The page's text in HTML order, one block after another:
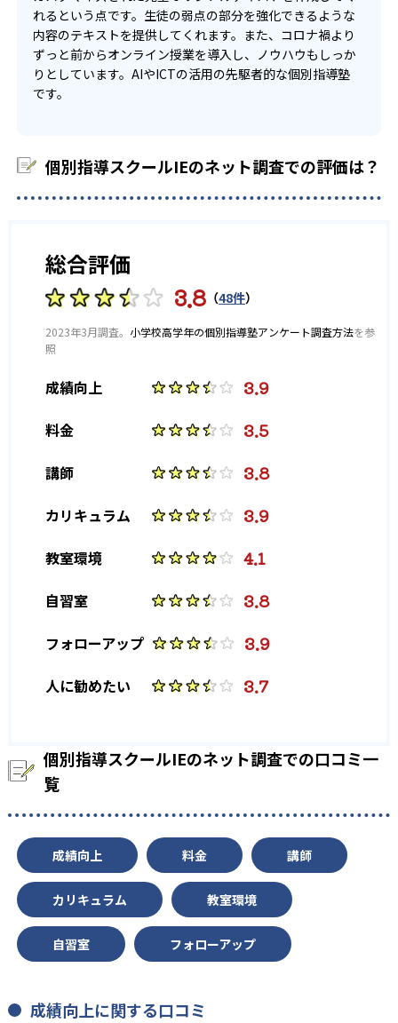
※2023年度 東大和校記載
他、多数合格
れるという点です。生徒の弱点の部分を強化できるような
内容のテキストを提供してくれます。また、コロナ禍より
ずっと前からオンライン授業を導入し、ノウハウもしっか
りとしています。AIやICTの活用の先駆者的な個別指導塾
です。
個別指導スクールIEのネット調査での評価は？
総合評価
3.8 （48件）
2023年3月調査。 小学校高学年の個別指導塾アンケート調査方法を参
照
成績向上 3.9
料金 3.5
講師 3.8
カリキュラム 3.9
教室環境 4.1
自習室 3.8
フォローアップ 3.9
人に勧めたい 3.7
個別指導スクールIEのネット調査での口コミ一
覧
成績向上 料金 講師
カリキュラム 教室環境
自習室 フォローアップ
成績向上に関する口コミ